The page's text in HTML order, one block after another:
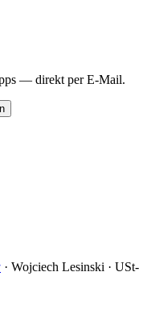
— direkt per E-Mail.
· Wojciech Lesinski · USt-